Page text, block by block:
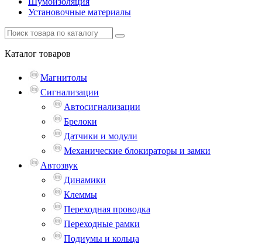
Установочные материалы
Каталог товаров
Магнитолы
Сигнализации
Автосигнализации
Брелоки
Датчики и модули
Механические блокираторы и замки
Автозвук
Динамики
Клеммы
Переходная проводка
Переходные рамки
Подиумы и кольца